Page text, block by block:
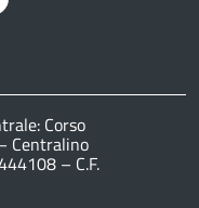
Corso
Centralino
– C.F.